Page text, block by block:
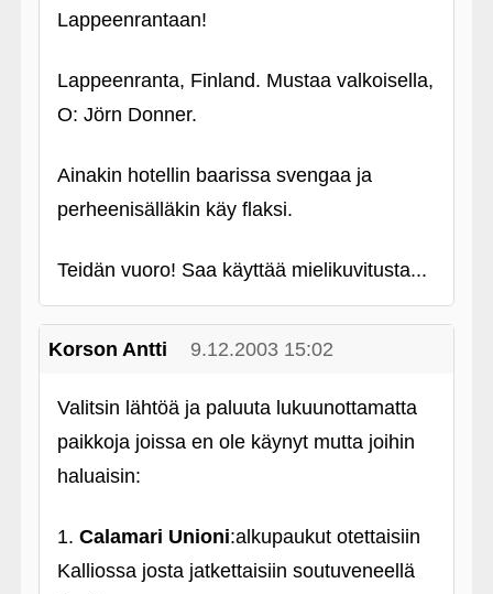
Lappeenrantaan!
Lappeenranta, Finland. Mustaa valkoisella,
O: Jörn Donner.
Ainakin hotellin baarissa svengaa ja
perheenisälläkin käy flaksi.
Teidän vuoro! Saa käyttää mielikuvitusta...
Korson Antti 9.12.2003 15:02
Valitsin lähtöä ja paluuta lukuunottamatta
paikkoja joissa en ole käynyt mutta joihin
haluaisin:
1. Calamari Unioni:alkupaukut otettaisiin
Kalliossa josta jatkettaisiin soutuveneellä